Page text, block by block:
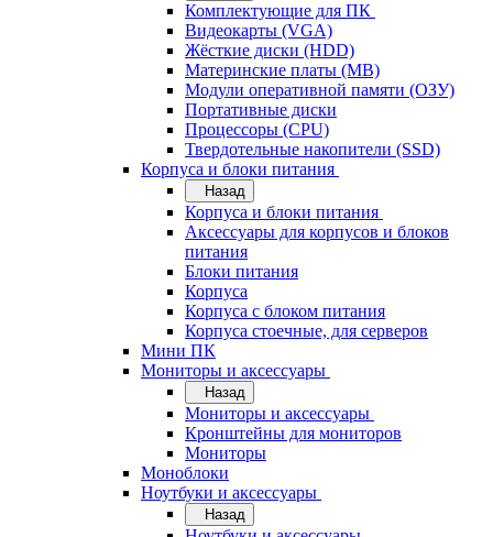
Комплектующие для ПК
Видеокарты (VGA)
Жёсткие диски (HDD)
Материнские платы (MB)
Модули оперативной памяти (ОЗУ)
Портативные диски
Процессоры (CPU)
Твердотельные накопители (SSD)
Корпуса и блоки питания
Назад
Корпуса и блоки питания
Аксессуары для корпусов и блоков
питания
Блоки питания
Корпуса
Корпуса с блоком питания
Корпуса стоечные, для серверов
Мини ПК
Мониторы и аксессуары
Назад
Мониторы и аксессуары
Кронштейны для мониторов
Мониторы
Моноблоки
Ноутбуки и аксессуары
Назад